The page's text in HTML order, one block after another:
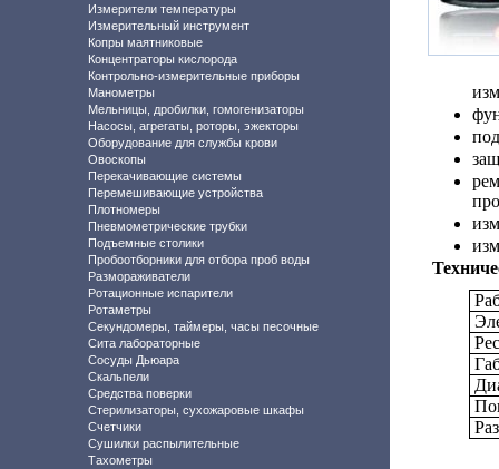
Измерители температуры
Измерительный инструмент
Копры маятниковые
Концентраторы кислорода
Контрольно-измерительные приборы
Манометры
Мельницы, дробилки, гомогенизаторы
Насосы, агрегаты, роторы, эжекторы
Оборудование для службы крови
Овоскопы
Перекачивающие системы
Перемешивающие устройства
Плотномеры
Пневмометрические трубки
Подъемные столики
Пробоотборники для отбора проб воды
Размораживатели
Ротационные испарители
Ротаметры
Секундомеры, таймеры, часы песочные
Сита лабораторные
Сосуды Дьюара
Скальпели
Средства поверки
Стерилизаторы, сухожаровые шкафы
Счетчики
Сушилки распылительные
Тахометры